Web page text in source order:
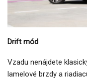
Drift mód
Vzadu nenájdete
lamelové brzdy a